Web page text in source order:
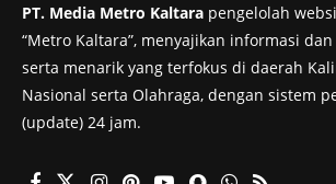
PT. Media Metro Kaltara pengelolah
“Metro Kaltara”, menyajikan informasi
serta menarik yang terfokus di daerah
Nasional serta Olahraga, dengan sistem
(update) 24 jam.